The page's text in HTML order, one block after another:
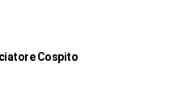
Cospito